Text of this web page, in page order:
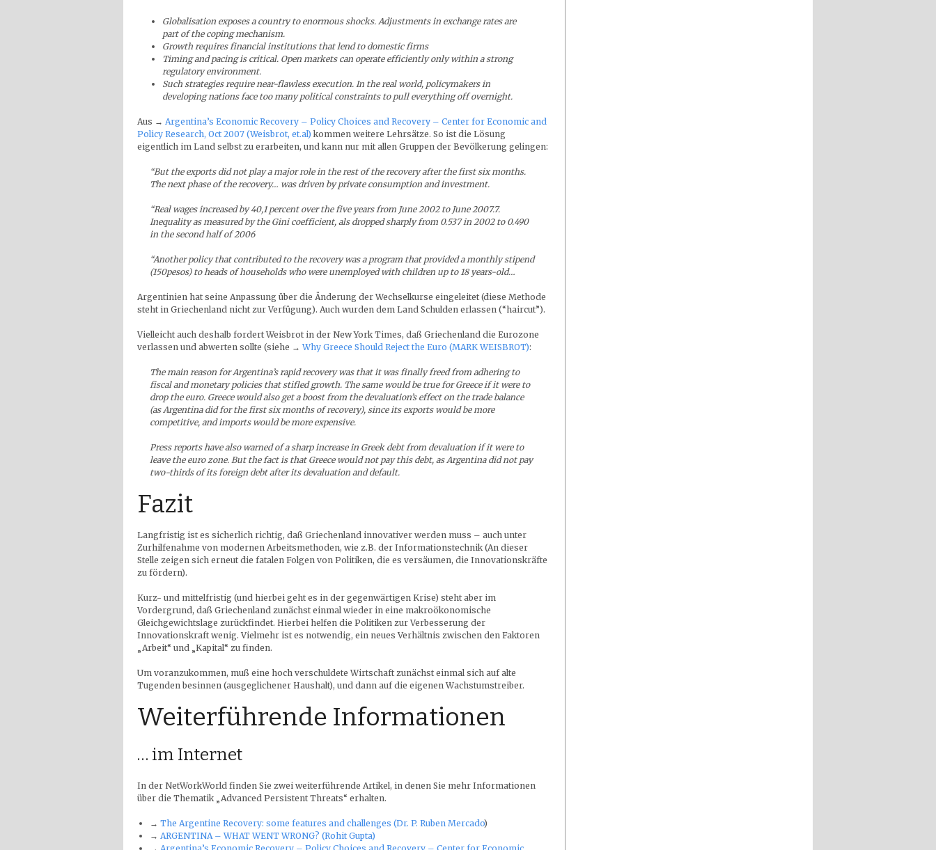
Globalisation exposes a country to enormous shocks. Adjustments in exchange rates are
part of the coping mechanism.
Growth requires financial institutions that lend to domestic firms
Timing and pacing is critical. Open markets can operate efficiently only within a strong
regulatory environment.
Such strategies require near-flawless execution. In the real world, policymakers in
developing nations face too many political constraints to pull everything off overnight.
Aus → Argentina’s Economic Recovery – Policy Choices and Recovery – Center for Economic and
Policy Research, Oct 2007 (Weisbrot, et.al) kommen weitere Lehrsätze. So ist die Lösung
eigentlich im Land selbst zu erarbeiten, und kann nur mit allen Gruppen der Bevölkerung gelingen:
“But the exports did not play a major role in the rest of the recovery after the first six months.
The next phase of the recovery… was driven by private consumption and investment.
“Real wages increased by 40,1 percent over the five years from June 2002 to June 2007.7.
Inequality as measured by the Gini coefficient, als dropped sharply from 0.537 in 2002 to 0.490
in the second half of 2006
“Another policy that contributed to the recovery was a program that provided a monthly stipend
(150pesos) to heads of households who were unemployed with children up to 18 years-old…
Argentinien hat seine Anpassung über die Änderung der Wechselkurse eingeleitet (diese Methode
steht in Griechenland nicht zur Verfügung). Auch wurden dem Land Schulden erlassen (“haircut”).
Vielleicht auch deshalb fordert Weisbrot in der New York Times, daß Griechenland die Eurozone
verlassen und abwerten sollte (siehe →Why Greece Should Reject the Euro (MARK WEISBROT):
The main reason for Argentina’s rapid recovery was that it was finally freed from adhering to
fiscal and monetary policies that stifled growth. The same would be true for Greece if it were to
drop the euro. Greece would also get a boost from the devaluation’s effect on the trade balance
(as Argentina did for the first six months of recovery), since its exports would be more
competitive, and imports would be more expensive.
Press reports have also warned of a sharp increase in Greek debt from devaluation if it were to
leave the euro zone. But the fact is that Greece would not pay this debt, as Argentina did not pay
two-thirds of its foreign debt after its devaluation and default.
Fazit
Langfristig ist es sicherlich richtig, daß Griechenland innovativer werden muss – auch unter
Zurhilfenahme von modernen Arbeitsmethoden, wie z.B. der Informationstechnik (An dieser
Stelle zeigen sich erneut die fatalen Folgen von Politiken, die es versäumen, die Innovationskräfte
zu fördern).
Kurz- und mittelfristig (und hierbei geht es in der gegenwärtigen Krise) steht aber im
Vordergrund, daß Griechenland zunächst einmal wieder in eine makroökonomische
Gleichgewichtslage zurückfindet. Hierbei helfen die Politiken zur Verbesserung der
Innovationskraft wenig. Vielmehr ist es notwendig, ein neues Verhältnis zwischen den Faktoren
„Arbeit“ und „Kapital“ zu finden.
Um voranzukommen, muß eine hoch verschuldete Wirtschaft zunächst einmal sich auf alte
Tugenden besinnen (ausgeglichener Haushalt), und dann auf die eigenen Wachstumstreiber.
Weiterführende Informationen
… im Internet
In der NetWorkWorld finden Sie zwei weiterführende Artikel, in denen Sie mehr Informationen
über die Thematik „Advanced Persistent Threats“ erhalten.
→ The Argentine Recovery: some features and challenges (Dr. P. Ruben Mercado)
→ ARGENTINA – WHAT WENT WRONG? (Rohit Gupta)